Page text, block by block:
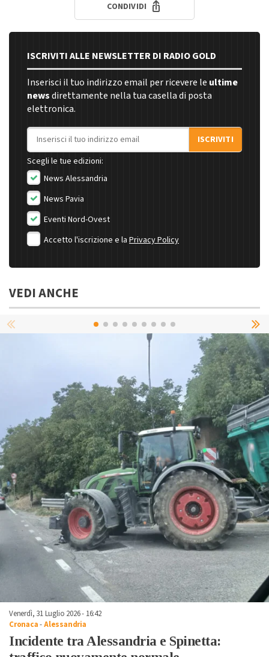
CONDIVIDI
ISCRIVITI ALLE NEWSLETTER DI RADIO GOLD
Inserisci il tuo indirizzo email per ricevere le ultime
newsdirettamente nella tua casella di posta
elettronica.
Indirizzo email
ISCRIVITI
Scegli le tue edizioni:
News Alessandria
News Pavia
Eventi Nord-Ovest
Accetto l'iscrizione e la Privacy Policy
VEDI ANCHE
Venerdì, 31 Luglio 2026 - 16:42
Cronaca-Alessandria
Incidente tra Alessandria e Spinetta: